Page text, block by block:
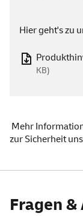
Hier geht's zu
KB)
Mehr
zur Sicherheit
Fragen